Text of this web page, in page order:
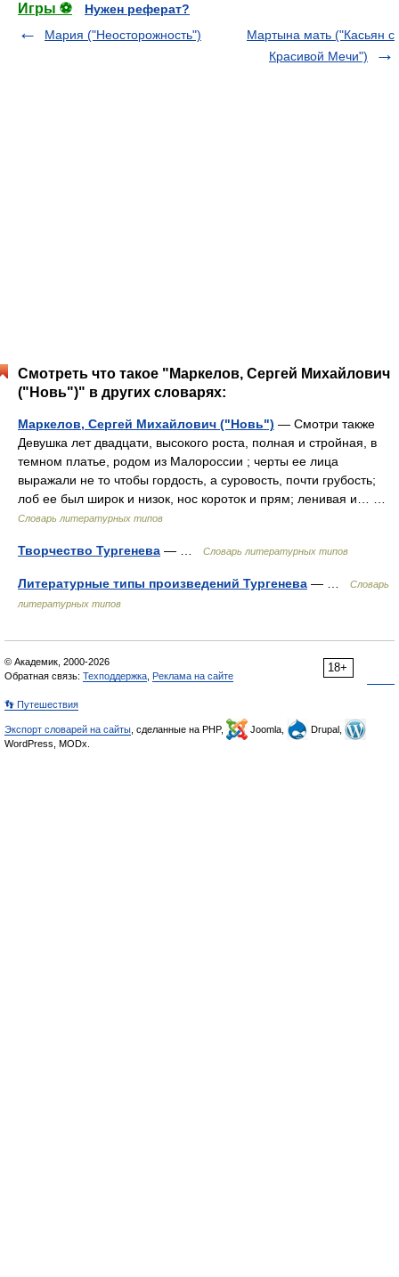
Игры ⚽
Нужен реферат?
Мария ("Неосторожность")
Мартына мать ("Касьян с
Красивой Мечи")
Смотреть что такое "Маркелов, Сергей Михайлович
("Новь")" в других словарях:
Маркелов, Сергей Михайлович ("Новь") — Смотри также
Девушка лет двадцати, высокого роста, полная и стройная, в
темном платье, родом из Малороссии ; черты ее лица
выражали не то чтобы гордость, а суровость, почти грубость;
лоб ее был широк и низок, нос короток и прям; ленивая и… …
Словарь литературных типов
Творчество Тургенева — … Словарь литературных типов
Литературные типы произведений Тургенева — …
Словарь
литературных типов
18+
© Академик, 2000-2026
Обратная связь: Техподдержка Реклама на сайте
👣 Путешествия
Экспорт словарей на сайты , сделанные на PHP, Joomla,
Drupal,
WordPress, MODx.